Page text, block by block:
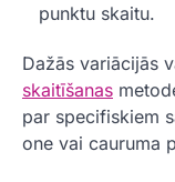
punktu skaitu.
Dažās variācijās
skaitīšanas
par specifiskiem
one vai cauruma